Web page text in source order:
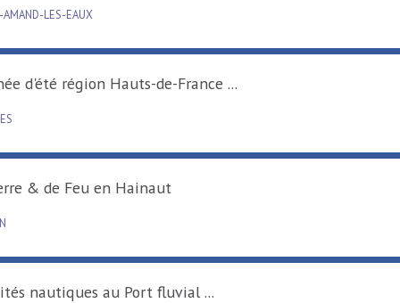
SAINT-AMAND-LES-EAUX
Tournée d'été région Hauts-de-France ...
De Terre & de Feu en Hainaut
Activités nautiques au Port fluvial ...